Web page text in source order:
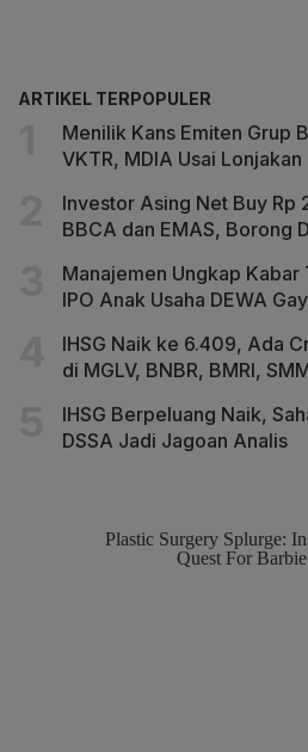
ARTIKEL TERPOPULER
Menilik Kans Emiten Grup
VKTR, MDIA Usai Lonjakan
Investor Asing Net Buy Rp
BBCA dan EMAS, Borong
Manajemen Ungkap Kabar
IPO Anak Usaha DEWA
IHSG Naik ke 6.409, Ada
di MGLV, BNBR, BMRI,
IHSG Berpeluang Naik,
DSSA Jadi Jagoan Analis